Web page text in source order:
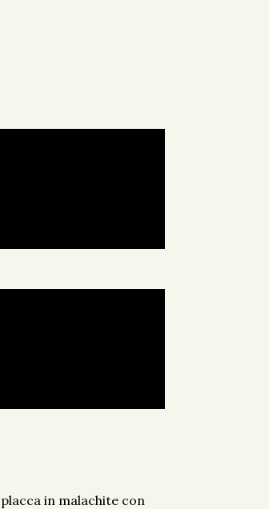
in malachite con